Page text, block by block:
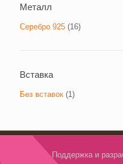
Металл
Серебро 925 (16)
Вставка
Без вставок (1)
Поддержка и